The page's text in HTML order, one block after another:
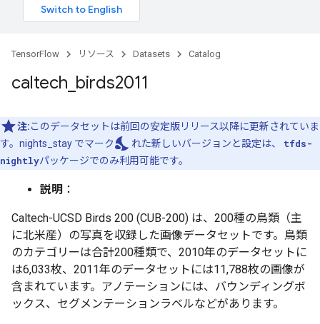
TensorFlow リソース Datasets Catalog
caltech birds2011
注:このデータセットは前回の安定版リリース以降に更新されていま
す。nights_stay でマークnights_stay れた新しいバージョンと設定は、 tfds-
nightlyパッケージでのみ利用可能です。
説明 ：
Caltech-UCSD Birds 200 (CUB-200) は、200種の鳥類（主
に北米産）の写真を収録した画像データセットです。鳥類
のカテゴリーは合計200種類で、2010年のデータセットに
は6,033枚、2011年のデータセットには11,788枚の画像が
含まれています。アノテーションには、バウンディングボ
ックス、セグメンテーションラベルなどがあります。